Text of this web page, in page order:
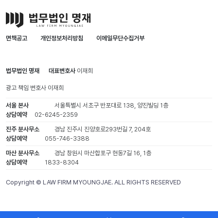
면책공고 개인정보처리방침 이메일무단수집거부
법무법인 명재 대표변호사 이재희
광고 책임 변호사 이재희
서울 본사
서울특별시 서초구 반포대로 138, 양진빌딩 1층
상담예약
02-6245-2359
진주 분사무소
경남 진주시 진양호로293번길 7, 204호
상담예약
055-746-3388
마산 분사무소
경남 창원시 마산합포구 현동7길 16, 1층
상담예약
1833-8304
Copyright © LAW FIRM MYOUNGJAE. ALL RIGHTS RESERVED